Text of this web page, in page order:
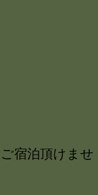
宿泊頂けませ